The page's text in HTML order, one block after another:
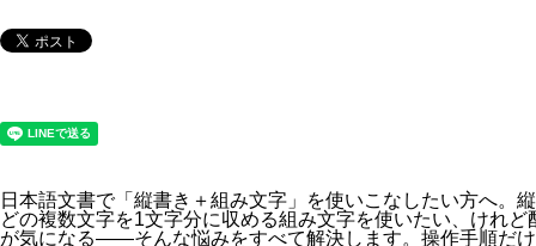
日本語文書で「縦書き＋組み文字」を使いこなしたい方へ。
どの複数文字を1文字分に収める組み文字を使いたい、けれ
が気になる――そんな悩みをすべて解決します。操作手順だ